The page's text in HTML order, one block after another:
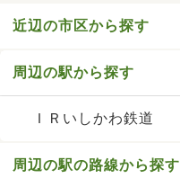
近辺の市区から探す
周辺の駅から探す
ＩＲいしかわ鉄道
周辺の駅の路線から探す